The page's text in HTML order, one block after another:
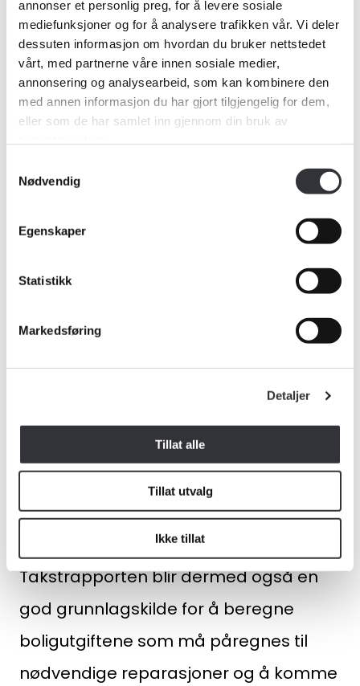
annonser et personlig preg, for å levere sosiale
mediefunksjoner og for å analysere trafikken vår. Vi deler
dessuten informasjon om hvordan du bruker nettstedet
vårt, med partnerne våre innen sosiale medier,
annonsering og analysearbeid, som kan kombinere den
med annen informasjon du har gjort tilgjengelig for dem,
eller som de har samlet inn gjennom din bruk av
Nødvendig
Egenskaper
Statistikk
Markedsføring
Detaljer
Tillat alle
Tillat utvalg
Ikke tillat
Medlemskap
Kurs og konferanser
skal kunne stole på en rapport som
bærer Norsk taksts logo.
Fra 2022 kom endrede lovregler for
omsetning av boliger. Selger kan ikke
lenger ta forbehold om at et objekt
selges som det er, men må
heller ikke reklamere på feil og
mangler det var opplyst om i
vurderinger er etter dette blitt
ytterligere viktige, og vår rolle i arbeidet
med å hindre boligkonflikter enda
En boligspesialist sertifisert av Norsk
takst gir også gode anslag for
kostnader ved å rette feil og mangler.
Takstrapporten blir dermed også en
god grunnlagskilde for å beregne
boligutgiftene som må påregnes til
nødvendige reparasjoner og å komme